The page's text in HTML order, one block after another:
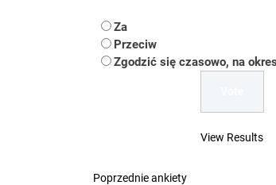
Za
Przeciw
Zgodzić się czasowo, na
View Results
Poprzednie ankiety